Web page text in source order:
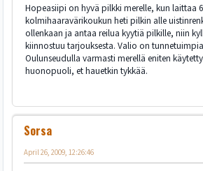
Hopeasiipi on hyvä pilkki merelle, kun laittaa
kolmihaaravärikoukun heti pilkin alle
ollenkaan ja antaa reilua kyytiä pilkille, niin
kiinnostuu tarjouksesta. Valio on
Oulunseudulla varmasti merellä eniten
huonopuoli, et hauetkin tykkää.
Sorsa
April 26, 2009, 12:26:46